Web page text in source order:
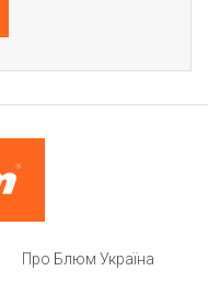
Про Блюм Україна